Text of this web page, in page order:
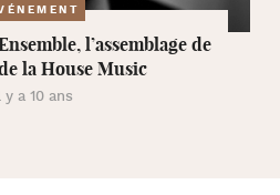
l’assemblage de
la House Music
y a 10 ans